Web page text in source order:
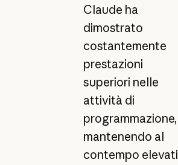
Claude ha
dimostrato
costantemente
prestazioni
superiori nelle
attività di
programmazione,
mantenendo al
contempo elevati